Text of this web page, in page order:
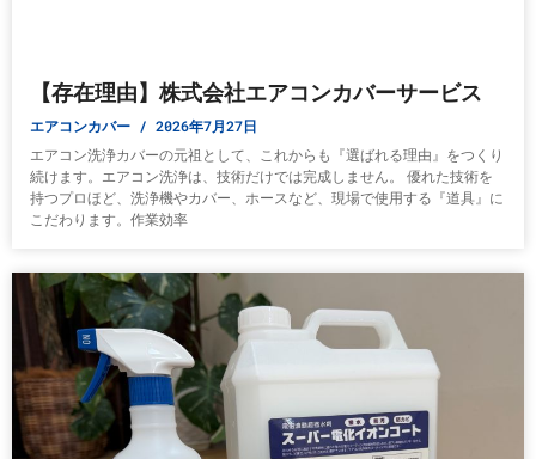
【存在理由】株式会社エアコンカバーサービス
エアコンカバー 2026年7月27日
エアコン洗浄カバーの元祖として、これからも『選ばれる理由』をつくり
続けます。エアコン洗浄は、技術だけでは完成しません。 優れた技術を
持つプロほど、洗浄機やカバー、ホースなど、現場で使用する『道具』に
こだわります。作業効率